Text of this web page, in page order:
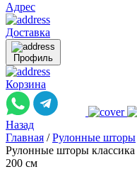
Адрес
Доставка
Профиль
Корзина
Назад
Главная / Рулонные шторы
Рулонные шторы
200 см